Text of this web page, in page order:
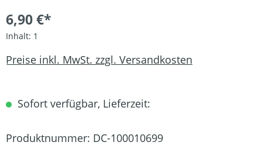
6,90 €*
Inhalt: 1
Preise inkl. MwSt. zzgl. Versandkosten
Sofort verfügbar, Lieferzeit:
Produktnummer: DC-100010699